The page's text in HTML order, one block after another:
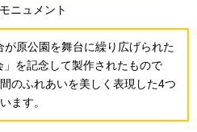
ニュメント
原公園を舞台に繰り広げられた
」を記念して製作されたもので
のふれあいを美しく表現した4つ
ます。